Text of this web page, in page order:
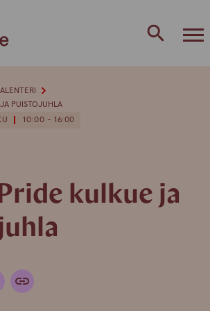
10:00 - 16:00
kulkue ja
PUISTOJUHLA